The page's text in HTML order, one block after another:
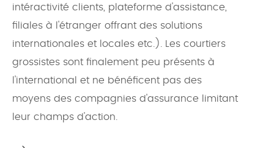
intéractivité clients, plateforme d'assistance,
filiales à l'étranger offrant des solutions
internationales et locales etc.). Les courtiers
grossistes sont finalement peu présents à
l'international et ne bénéficent pas des
moyens des compagnies d'assurance limitant
leur champs d'action.